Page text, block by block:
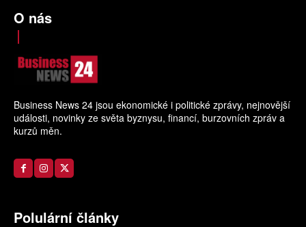
O nás
Business News 24 jsou ekonomické i politické zprávy, nejnovější
události, novinky ze světa byznysu, financí, burzovních zpráv a
kurzů měn.
Polulární články